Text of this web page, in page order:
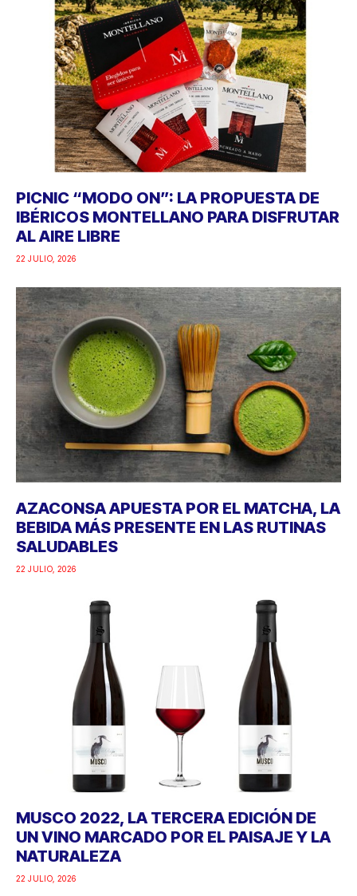
PICNIC “MODO ON”: LA PROPUESTA DE
IBÉRICOS MONTELLANO PARA DISFRUTAR
AL AIRE LIBRE
22 JULIO, 2026
AZACONSA APUESTA POR EL MATCHA, LA
BEBIDA MÁS PRESENTE EN LAS RUTINAS
SALUDABLES
22 JULIO, 2026
MUSCO 2022, LA TERCERA EDICIÓN DE
UN VINO MARCADO POR EL PAISAJE Y LA
NATURALEZA
22 JULIO, 2026